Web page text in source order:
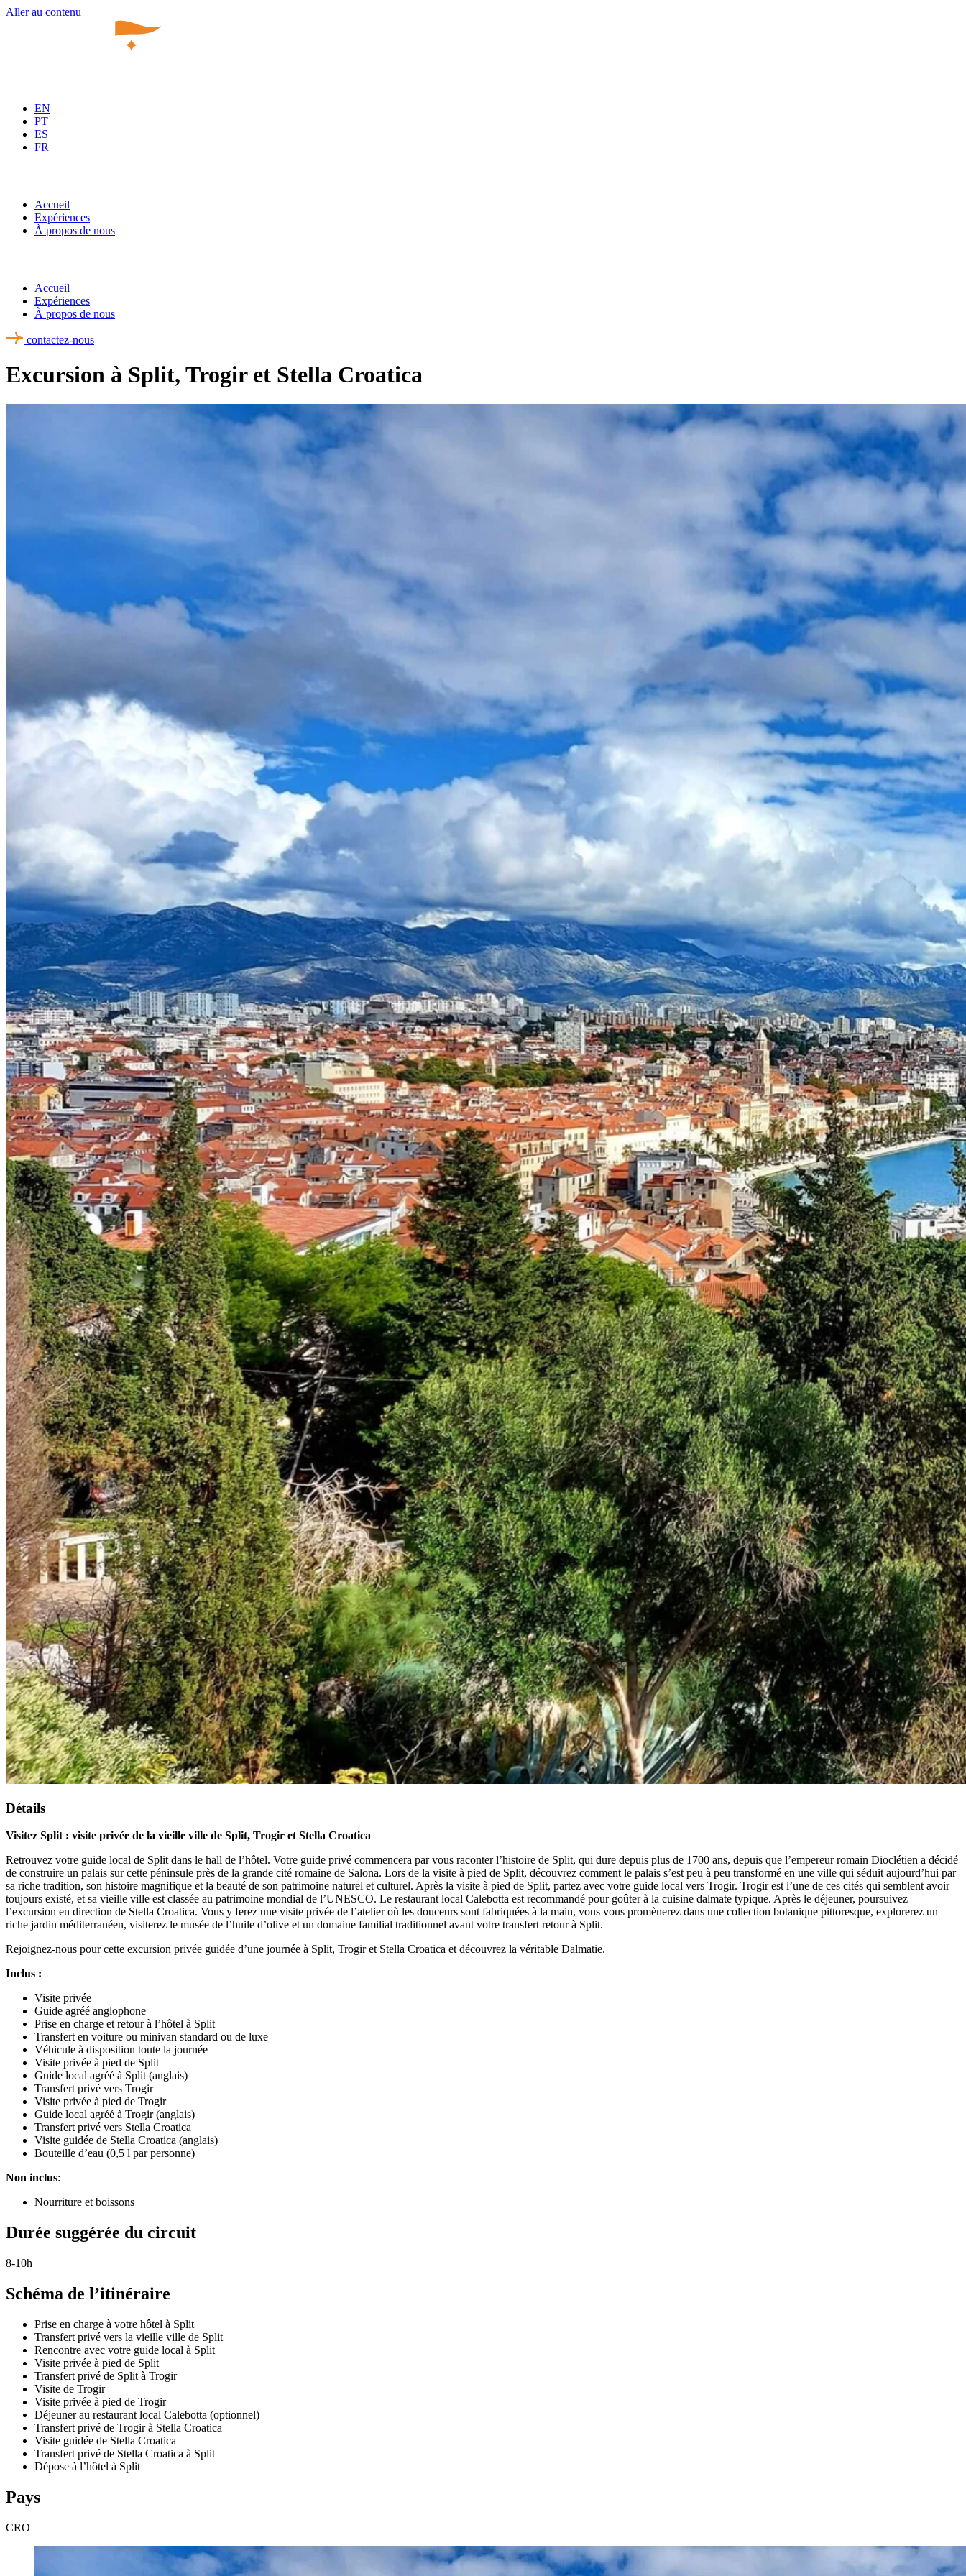
Aller au contenu
EN
PT
ES
FR
Accueil
Expériences
À propos de nous
Accueil
Expériences
À propos de nous
contactez-nous
Excursion à Split, Trogir et Stella Croatica
Détails
Visitez Split : visite privée de la vieille ville de Split, Trogir et Stella Croatica
Retrouvez votre guide local de Split dans le hall de l’hôtel. Votre guide privé commencera par vous raconter l’histoire de Split, qui dure depuis plus de 1700 ans, depuis que l’empereur romain Dioclétien a décidé
de construire un palais sur cette péninsule près de la grande cité romaine de Salona. Lors de la visite à pied de Split, découvrez comment le palais s’est peu à peu transformé en une ville qui séduit aujourd’hui par
sa riche tradition, son histoire magnifique et la beauté de son patrimoine naturel et culturel. Après la visite à pied de Split, partez avec votre guide local vers Trogir. Trogir est l’une de ces cités qui semblent avoir
toujours existé, et sa vieille ville est classée au patrimoine mondial de l’UNESCO. Le restaurant local Calebotta est recommandé pour goûter à la cuisine dalmate typique. Après le déjeuner, poursuivez
l’excursion en direction de Stella Croatica. Vous y ferez une visite privée de l’atelier où les douceurs sont fabriquées à la main, vous vous promènerez dans une collection botanique pittoresque, explorerez un
riche jardin méditerranéen, visiterez le musée de l’huile d’olive et un domaine familial traditionnel avant votre transfert retour à Split.
Rejoignez-nous pour cette excursion privée guidée d’une journée à Split, Trogir et Stella Croatica et découvrez la véritable Dalmatie.
Inclus :
Visite privée
Guide agréé anglophone
Prise en charge et retour à l’hôtel à Split
Transfert en voiture ou minivan standard ou de luxe
Véhicule à disposition toute la journée
Visite privée à pied de Split
Guide local agréé à Split (anglais)
Transfert privé vers Trogir
Visite privée à pied de Trogir
Guide local agréé à Trogir (anglais)
Transfert privé vers Stella Croatica
Visite guidée de Stella Croatica (anglais)
Bouteille d’eau (0,5 l par personne)
Non inclus:
Nourriture et boissons
Durée suggérée du circuit
8-10h
Schéma de l’itinéraire
Prise en charge à votre hôtel à Split
Transfert privé vers la vieille ville de Split
Rencontre avec votre guide local à Split
Visite privée à pied de Split
Transfert privé de Split à Trogir
Visite de Trogir
Visite privée à pied de Trogir
Déjeuner au restaurant local Calebotta (optionnel)
Transfert privé de Trogir à Stella Croatica
Visite guidée de Stella Croatica
Transfert privé de Stella Croatica à Split
Dépose à l’hôtel à Split
Pays
CRO